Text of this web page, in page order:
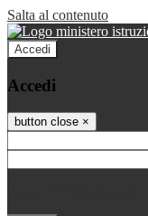
Salta al contenuto
Accedi
Accedi
button close ×